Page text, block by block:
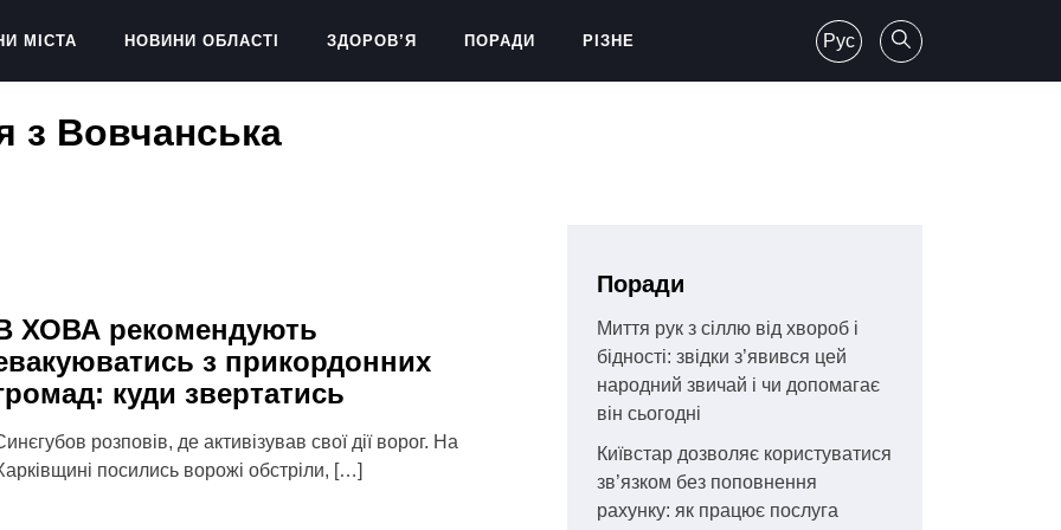
МІСТА НОВИНИ ОБЛАСТІ ЗДОРОВ’Я ПОРАДИ РІЗНЕ Рус
з Вовчанська
ХОВА рекомендують
з прикордонних
куди звертатись
розповів, де активізував свої дії ворог. На
посились ворожі обстріли, […]
Поради
Миття рук з сіллю від хвороб і
бідності: звідки з’явився цей
народний звичай і чи допомагає
він сьогодні
Київстар дозволяє користуватися
зв’язком без поповнення
рахунку: як працює послуга